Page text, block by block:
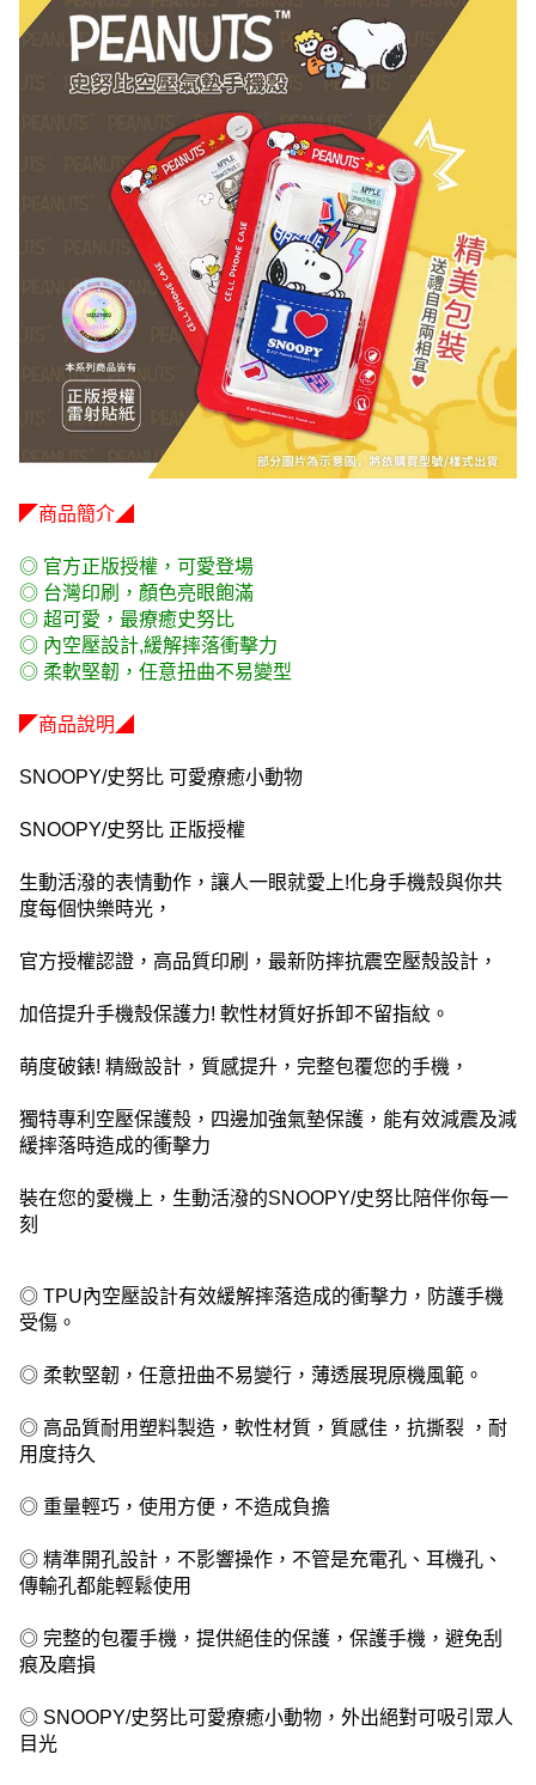
◤商品簡介◢
◎ 官方正版授權，可愛登場
◎ 台灣印刷，顏色亮眼飽滿
◎ 超可愛，最療癒史努比
◎ 內空壓設計,緩解摔落衝擊力
◎ 柔軟堅韌，任意扭曲不易變型
◤商品說明◢
SNOOPY/史努比 可愛療癒小動物
SNOOPY/史努比 正版授權
生動活潑的表情動作，讓人一眼就愛上!化身手機殼與你共
度每個快樂時光，
官方授權認證，高品質印刷，最新防摔抗震空壓殼設計，
加倍提升手機殼保護力! 軟性材質好拆卸不留指紋。
萌度破錶! 精緻設計，質感提升，完整包覆您的手機，
獨特專利空壓保護殼，四邊加強氣墊保護，能有效減震及減
緩摔落時造成的衝擊力
裝在您的愛機上，生動活潑的SNOOPY/史努比陪伴你每一
刻
◎ TPU內空壓設計有效緩解摔落造成的衝擊力，防護手機
受傷。
◎ 柔軟堅韌，任意扭曲不易變行，薄透展現原機風範。
◎ 高品質耐用塑料製造，軟性材質，質感佳，抗撕裂 ，耐
用度持久
◎ 重量輕巧，使用方便，不造成負擔
◎ 精準開孔設計，不影響操作，不管是充電孔、耳機孔、
傳輸孔都能輕鬆使用
◎ 完整的包覆手機，提供絕佳的保護，保護手機，避免刮
痕及磨損
◎ SNOOPY/史努比可愛療癒小動物，外出絕對可吸引眾人
目光